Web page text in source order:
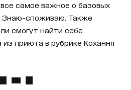
самое важное о базовых
Знаю-споживаю. Также
смогут найти себе
из приюта в рубрике Кохання